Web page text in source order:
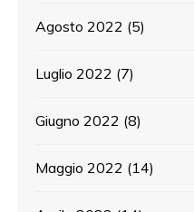
Agosto 2022 (5)
Luglio 2022 (7)
Giugno 2022 (8)
Maggio 2022 (14)